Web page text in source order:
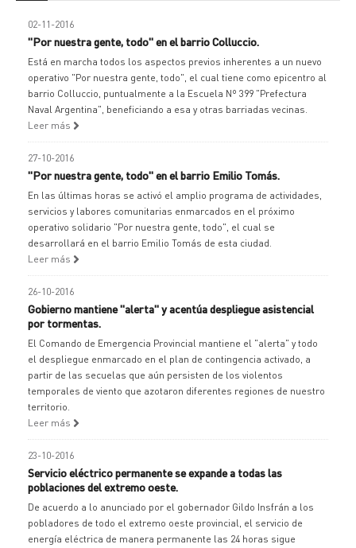
02-11-2016
"Por nuestra gente, todo" en el barrio Colluccio.
Está en marcha todos los aspectos previos inherentes a un nuevo
operativo "Por nuestra gente, todo", el cual tiene como epicentro al
barrio Colluccio, puntualmente a la Escuela Nº 399 "Prefectura
Naval Argentina", beneficiando a esa y otras barriadas vecinas.
Leer más
27-10-2016
"Por nuestra gente, todo" en el barrio Emilio Tomás.
En las últimas horas se activó el amplio programa de actividades,
servicios y labores comunitarias enmarcados en el próximo
operativo solidario "Por nuestra gente, todo", el cual se
desarrollará en el barrio Emilio Tomás de esta ciudad.
Leer más
26-10-2016
Gobierno mantiene "alerta" y acentúa despliegue asistencial
por tormentas.
El Comando de Emergencia Provincial mantiene el "alerta" y todo
el despliegue enmarcado en el plan de contingencia activado, a
partir de las secuelas que aún persisten de los violentos
temporales de viento que azotaron diferentes regiones de nuestro
territorio.
Leer más
23-10-2016
Servicio eléctrico permanente se expande a todas las
poblaciones del extremo oeste.
De acuerdo a lo anunciado por el gobernador Gildo Insfrán a los
pobladores de todo el extremo oeste provincial, el servicio de
energía eléctrica de manera permanente las 24 horas sigue